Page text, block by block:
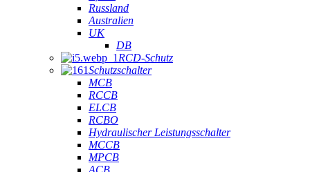
Russland
Australien
UK
DB
RCD-Schutz
Schutzschalter
MCB
RCCB
ELCB
RCBO
Hydraulischer Leistungsschalter
MCCB
MPCB
ACB